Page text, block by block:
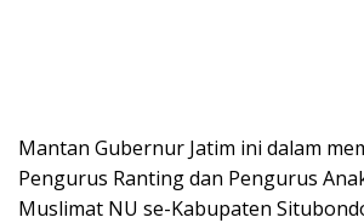
Mantan Gubernur Jatim ini dalam
Pengurus Ranting dan Pengurus
Muslimat NU se-Kabupaten